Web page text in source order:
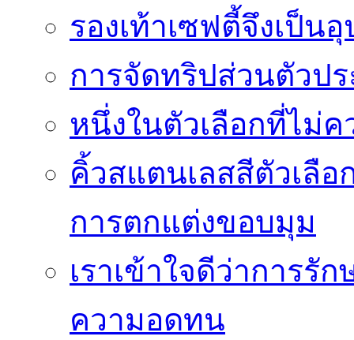
รองเท้าเซฟตี้จึงเป็
การจัดทริปส่วนตัวป
หนึ่งในตัวเลือกที่ไม่ค
คิ้วสแตนเลสสีตัวเลื
การตกแต่งขอบมุม
เราเข้าใจดีว่าการรั
ความอดทน